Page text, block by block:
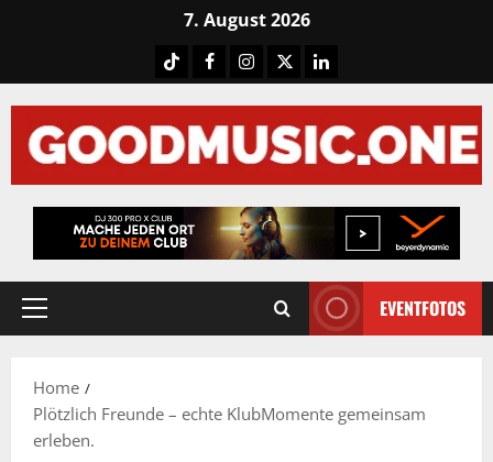
7. August 2026
TiktokFacebook
Instagram
X LinkedIN
Primary
EVENTFOTOS
Home
Plötzlich Freunde – echte KlubMomente gemeinsam
erleben.